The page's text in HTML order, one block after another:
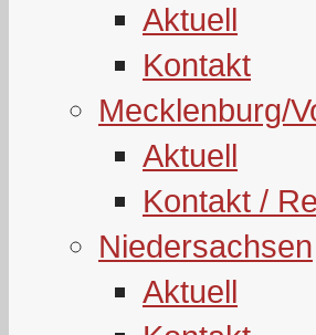
Aktuell
Kontakt
Mecklenburg/
Aktuell
Kontakt /
Niedersachsen
Aktuell